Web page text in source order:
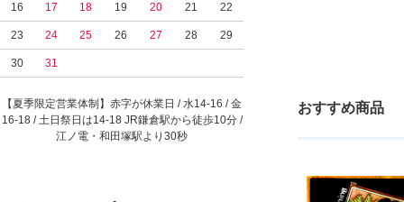
16 17 18 19 20 21 22
23 24 25 26 27 28 29
30 31
【夏季限定営業体制】赤字が休業日 / 水14-16 / 金
16-18 / 土日祭日は14-18 JR鎌倉駅から徒歩10分 /
江ノ電・和田塚駅より30秒
おすすめ商品